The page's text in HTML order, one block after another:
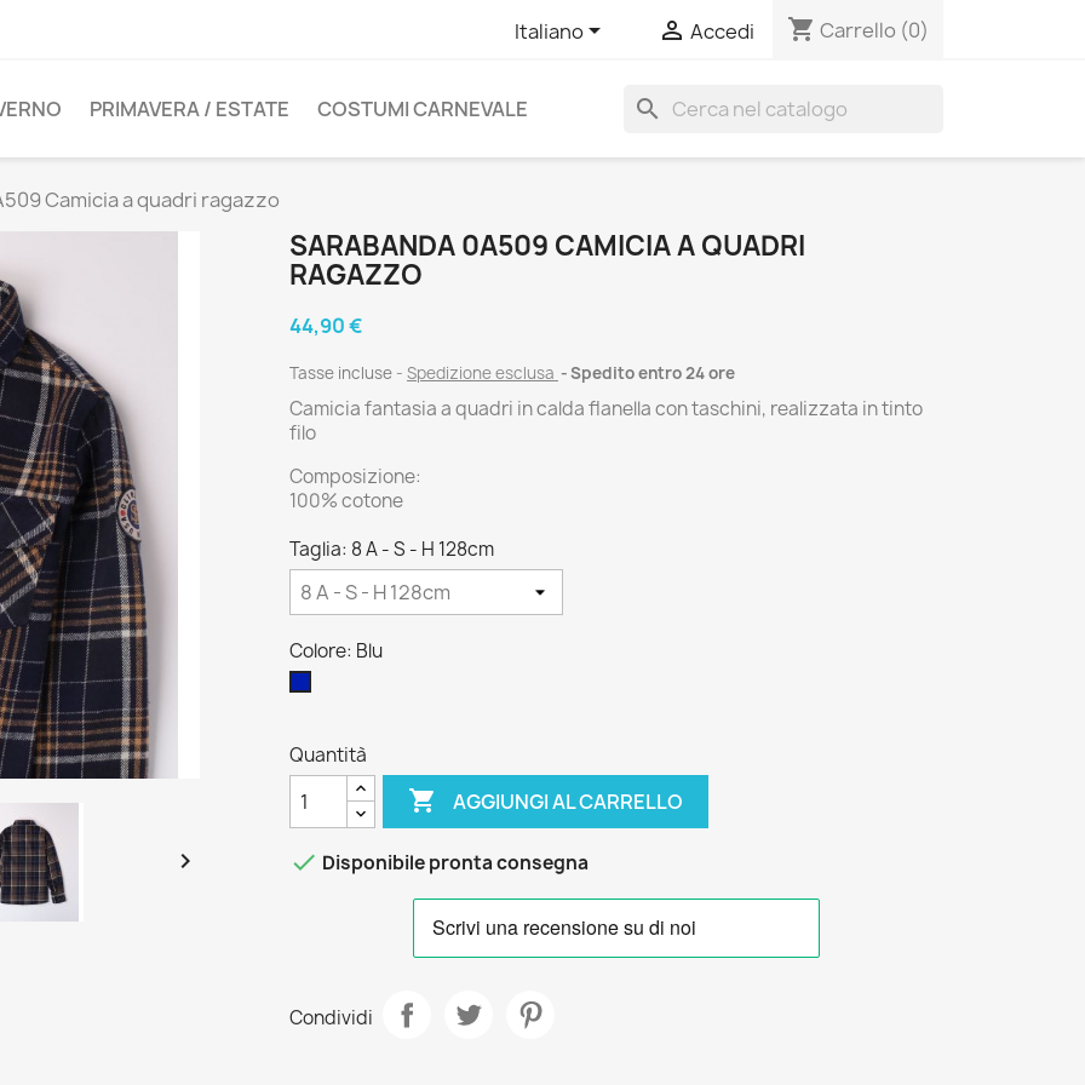
Italiano  Accedi shopping_cart Carrello (0)
PRIMAVERA / ESTATE COSTUMI CARNEVALE search
Camicia a quadri ragazzo

SARABANDA 0A509 CAMICIA A QUADRI
RAGAZZO
44,90 €
Tasse incluse Spedizione esclusa Spedito entro 24 ore
Camicia fantasia a quadri in calda flanella con taschini, realizzata in tinto
filo
Composizione:
100% cotone
Taglia: 8 A - S - H 128cm
Colore: Blu
Quantità
 AGGIUNGI AL CARRELLO
 Disponibile pronta consegna
Condividi